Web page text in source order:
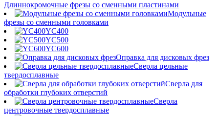
Длиннокромочные фрезы со сменными пластинами
Модульные
фрезы со сменными головками
YC400
YC500
YC600
Оправка для дисковых фрез
Сверла цельные
твердосплавные
Сверла для
обработки глубоких отверстий
Сверла
центровочные твердосплавные